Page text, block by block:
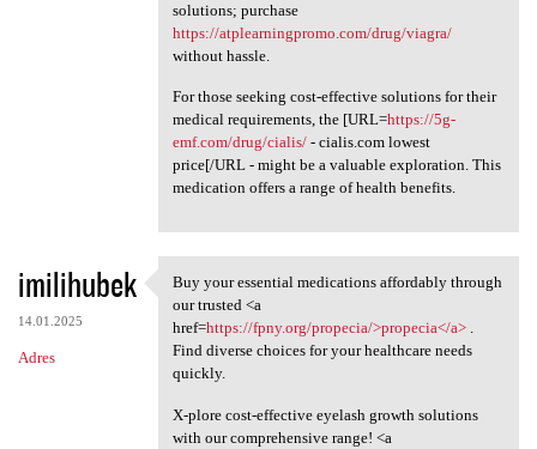
solutions; purchase
https://atplearningpromo.com/drug/viagra/
without hassle.
For those seeking cost-effective solutions for their
medical requirements, the [URL=https://5g-
emf.com/drug/cialis/- cialis.com lowest
price[/URL - might be a valuable exploration. This
medication offers a range of health benefits.
imilihubek
14.01.2025
Adres
Buy your essential
Buy your essential medications affordably through
our trusted <a
href=https://fpny.org/propecia/>propecia</a>.
Find diverse choices for your healthcare needs
quickly.
X-plore cost-effective eyelash growth solutions
with our comprehensive range! <a